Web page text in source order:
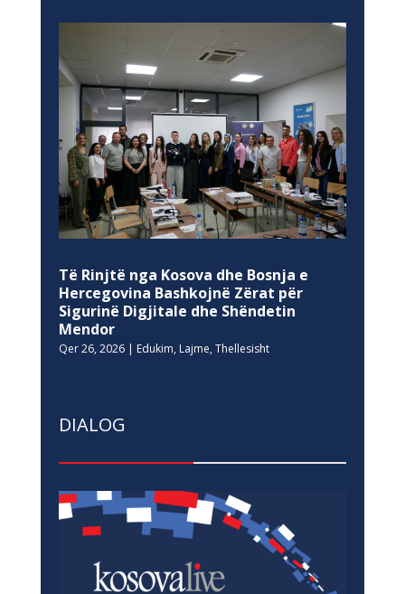
Të Rinjtë nga Kosova dhe Bosnja e
Hercegovina Bashkojnë Zërat për
Sigurinë Digjitale dhe Shëndetin
Mendor
Qer 26, 2026| Edukim, Lajme, Thellesisht
DIALOG